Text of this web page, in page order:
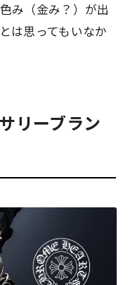
み（金み？）が出
は思ってもいなか
リーブラン